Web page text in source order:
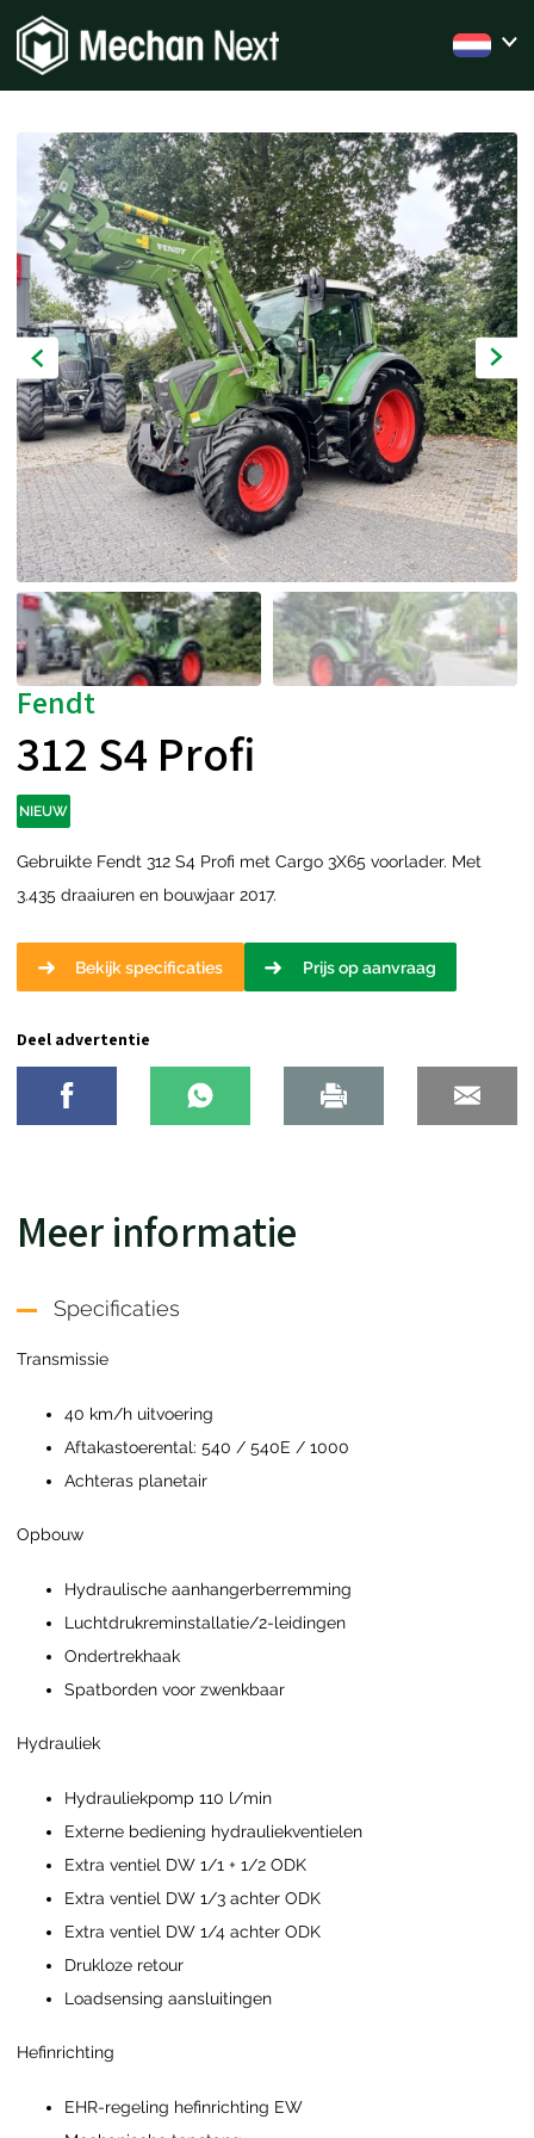
Fendt
312 S4 Profi
NIEUW
Gebruikte Fendt 312 S4 Profi met Cargo 3X65 voorlader. Met
3.435 draaiuren en bouwjaar 2017.
Bekijk specificaties Prijs op aanvraag
Deel advertentie
Meer informatie
Specificaties
Transmissie
40 km/h uitvoering
Aftakastoerental: 540 / 540E / 1000
Achteras planetair
Opbouw
Hydraulische aanhangerberremming
Luchtdrukreminstallatie/2-leidingen
Ondertrekhaak
Spatborden voor zwenkbaar
Hydrauliek
Hydrauliekpomp 110 l/min
Externe bediening hydrauliekventielen
Extra ventiel DW 1/1 + 1/2 ODK
Extra ventiel DW 1/3 achter ODK
Extra ventiel DW 1/4 achter ODK
Drukloze retour
Loadsensing aansluitingen
Hefinrichting
EHR-regeling hefinrichting EW